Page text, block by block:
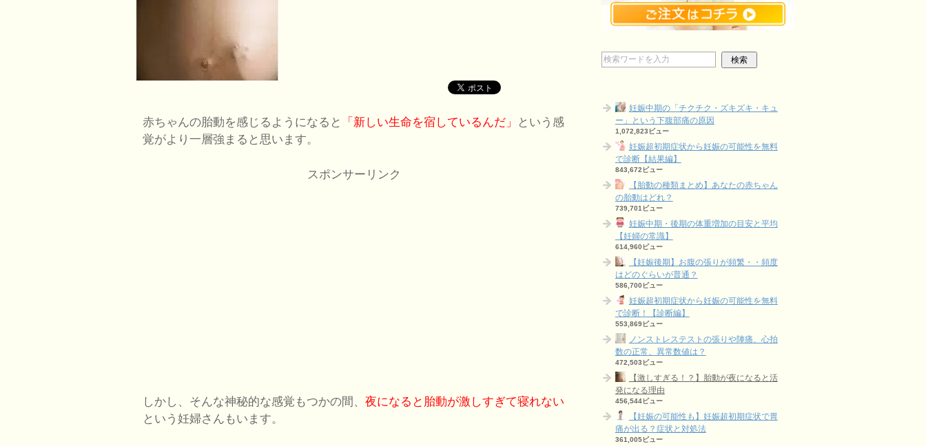
赤ちゃんの胎動を感じるようになると 「新しい生命を宿しているんだ」
という感
覚がより一層強まると思います。
スポンサーリンク
しかし、そんな神秘的な感覚もつかの間、 夜になると胎動が激しすぎて寝れない
という妊婦さんもいます。
妊娠中期の「チクチク・ズキズキ・キュ
ー」という下腹部痛の原因
1,072,823ビュー
妊娠超初期症状から妊娠の可能性を無料
で診断【結果編】
843,672ビュー
【胎動の種類まとめ】あなたの赤ちゃん
の胎動はどれ？
739,701ビュー
妊娠中期・後期の体重増加の目安と平均
【妊婦の常識】
614,960ビュー
【妊娠後期】お腹の張りが頻繁・・頻度
はどのぐらいが普通？
586,700ビュー
妊娠超初期症状から妊娠の可能性を無料
で診断！【診断編】
553,869ビュー
ノンストレステストの張りや陣痛、心拍
数の正常、異常数値は？
472,503ビュー
【激しすぎる！？】胎動が夜になると活
発になる理由
456,544ビュー
【妊娠の可能性も】妊娠超初期症状で胃
痛が出る？症状と対処法
361,005ビュー